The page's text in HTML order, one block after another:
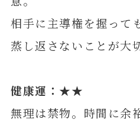
相手に主導権を握って
蒸し返さないことが大
健康運：★★
無理は禁物。時間に余